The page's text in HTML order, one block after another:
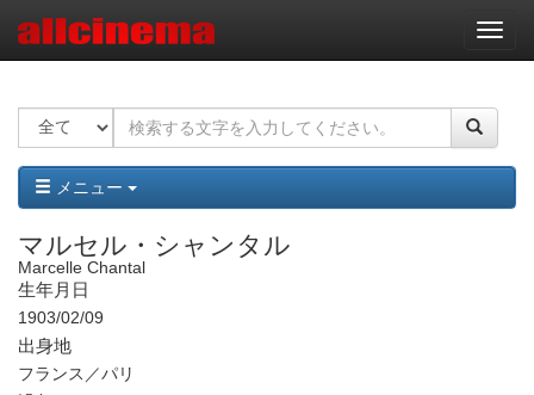
ナ
ビ
ー
ョ
ン
メニュー
マルセル・シャンタル
Marcelle Chantal
生年月日
1903/02/09
出身地
フランス／パリ